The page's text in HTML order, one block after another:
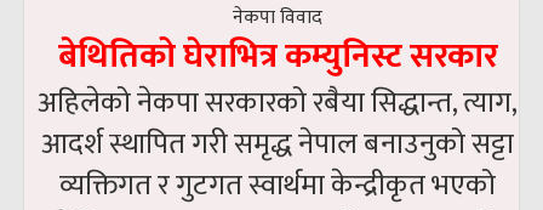
नेकपा विवाद
बेथितिको घेराभित्र कम्युनिस्ट सरकार
अहिलेको नेकपा सरकारको रबैया सिद्धान्त, त्याग,
आदर्श स्थापित गरी समृद्ध नेपाल बनाउनुको सट्टा
व्यक्तिगत र गुटगत स्वार्थमा केन्द्रीकृत भएको